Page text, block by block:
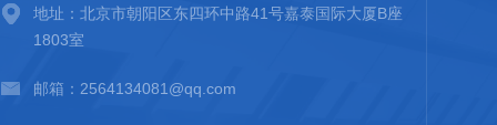
地址：北京市朝阳区东四环中路41号嘉泰国际大厦B座
1803室
邮箱：2564134081@qq.com